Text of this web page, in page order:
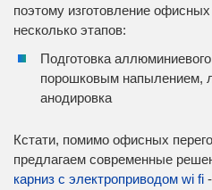
поэтому изготовление
несколько этапов:
Подготовка
порошковым напылением,
анодировка
Кстати, помимо офисных
предлагаем современные
карниз с электроприводом wi fi